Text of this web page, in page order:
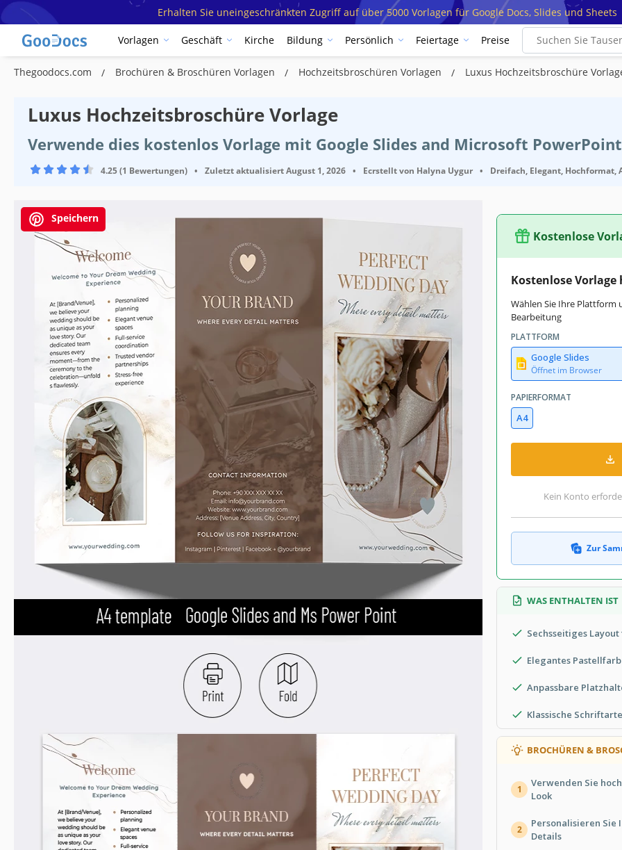
Erhalten Sie uneingeschränkten Zugriff auf über 5000 Vorlagen für Google Docs, Slides und Sheets
Vorlagen Geschäft Kirche Bildung Persönlich Feiertage Preise
Thegoodocs.com Brochüren & Broschüren Vorlagen Hochzeitsbroschüren Vorlagen Luxus Hochzeitsbroschüre
Luxus Hochzeitsbroschüre Vorlage
Verwende dies kostenlos Vorlage mit Google Slides and Microsoft PowerPoint
4.25 (1 Bewertungen) • Zuletzt aktualisiertAugust 1, 2026 • Ecrstellt von Halyna Uygur • Dreifach, Elegant, Hochformat,
Speichern
Kostenlose
Kostenlose
Wählen Sie Ihre Plattform
Bearbeitung
PLATTFORM
Google Slides
Öffnet im Browser
PAPIERFORMAT
A4
Kein Konto
Zur
WAS ENTHALTEN IST
Sechsseitiges
Elegantes
Anpassbare
Klassische
BROCHÜREN &
1
Verwenden Sie
Look
2
Personalisieren
Details